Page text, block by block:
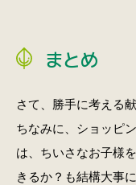
まとめ
さて、勝手に考える
ちなみに、ショッピ
は、ちいさなお子様
きるか？も結構大事